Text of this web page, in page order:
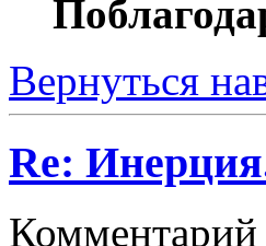
Вернуться
Re:
Комментарий